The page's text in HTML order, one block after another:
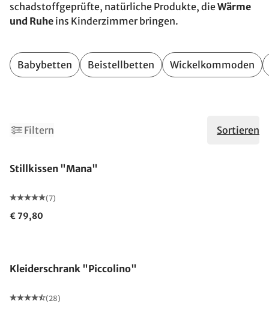
schadstoffgeprüfte, natürliche Produkte, dieWärme
und Ruhe ins Kinderzimmer bringen.
Babybetten Beistellbetten Wickelkommoden
Filtern Sortieren
Stillkissen "Mana"
(7)
€ 79,80
Kleiderschrank "Piccolino"
(28)
2